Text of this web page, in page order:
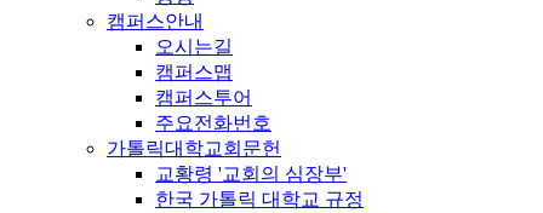
캠퍼스안내
오시는길
캠퍼스맵
캠퍼스투어
주요전화번호
가톨릭대학교회문헌
교황령 '교회의 심장부'
한국 가톨릭 대학교 규정